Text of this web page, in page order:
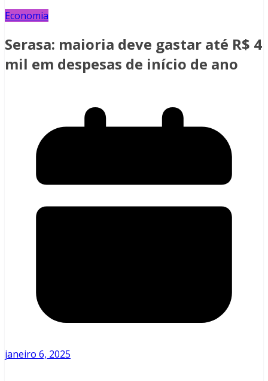
Economia
Serasa: maioria deve gastar até R$ 4
mil em despesas de início de ano
janeiro 6, 2025